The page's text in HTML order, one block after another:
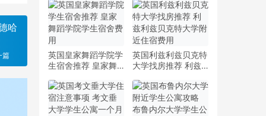
哈
篇
戏剧演艺学院住宿一
个月多少钱
学院预科中心附近住
宿费用
英国皇家舞蹈学院学
生宿舍推荐 皇家舞
英国利兹利兹贝克特
大学找房推荐 利兹
住宿费用